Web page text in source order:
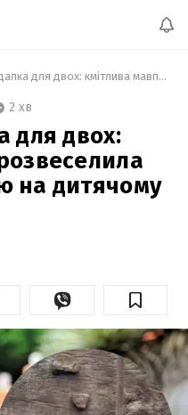
Це була гойдалка для двох: кмітлива мавпа розвеселила мережу розвагою на дитячому майданчику
2 хв
для двох:
на дитячому